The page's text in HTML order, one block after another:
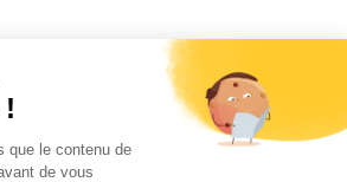
que le contenu de
de vous